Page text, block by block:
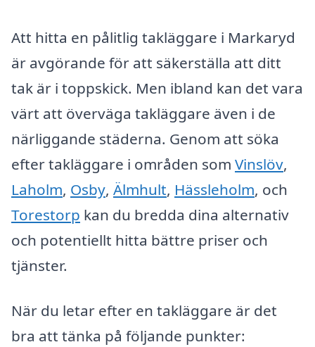
Att hitta en pålitlig takläggare i Markaryd
är avgörande för att säkerställa att ditt
tak är i toppskick. Men ibland kan det vara
värt att överväga takläggare även i de
närliggande städerna. Genom att söka
efter takläggare i områden som Vinslöv,
Laholm, Osby, Älmhult, Hässleholm, och
Torestorp kan du bredda dina alternativ
och potentiellt hitta bättre priser och
tjänster.
När du letar efter en takläggare är det
bra att tänka på följande punkter: